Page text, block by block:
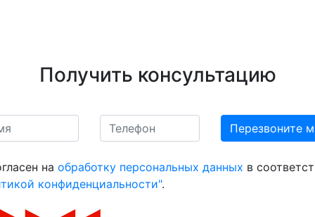
Получить консультацию
на обработку персональных данных в
конфиденциальности".